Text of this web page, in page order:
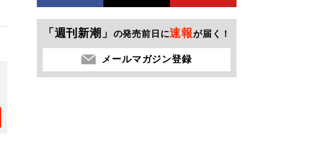
「週刊新潮」 の発売前日に速報が届く！
メールマガジン登録